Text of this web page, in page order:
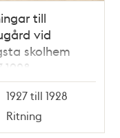
till
vid
skolhem
1928
1927 till 1928
Ritning